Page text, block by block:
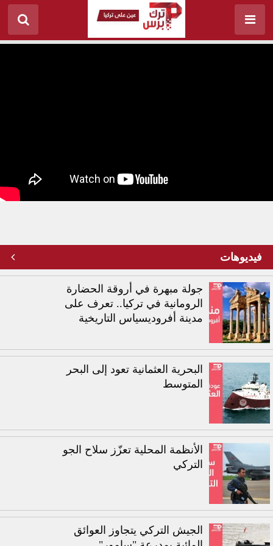
في تركيا الجديدة.. الجيش يدعو المواطنين لمشاركته
الإفطار الرمضاني
فيديوهات
جولة مبهرة في أروقة الحضارة
الرومانية في تركيا.. تعرف على
مدينة أفروديسياس التاريخية
البحرية العثمانية تعود إلى البحر
المتوسط
الأنظمة المحلية تعزّز سلاح الجو
التركي
الجيش التركي يتجاوز العوائق